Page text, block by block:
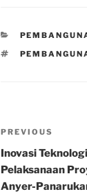
CATEGORIES
TAGS
Post
navigation
Previous
Post
PREVIOUS
Inovasi
Pelaksanaan
Anyer-